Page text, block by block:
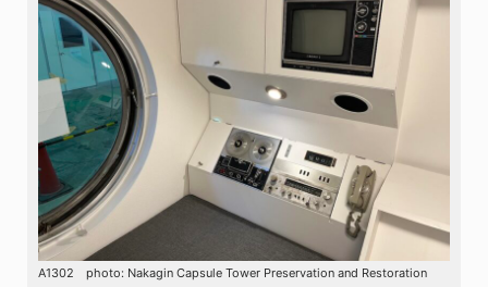
A1302 photo: Nakagin Capsule Tower Preservation and Restoration